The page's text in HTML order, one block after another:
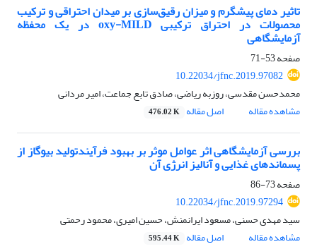
تاثیر دمای پیشگرم و میزان رقیق‌سازی بر میدان احتراقی و ترکیب
صفحه53-71
10.22034/jfnc.2019.97082
محمدحسن مقدسی، روزبه ریاضی، صادق تابع جماعت، امیر مردانی
مشاهده مقاله
اصل مقاله 476.02 K
بررسی آزمایشگاهی اثر عوامل موثر بر بهبود فرآیندتولید بیوگاز از
پسماندهای غذایی و آنالیز انرژی آن
صفحه73-86
10.22034/jfnc.2019.97294
سید مهدی حسنی، مسعود ایرانمنش، حسین امیری، محمود رحمتی
مشاهده مقاله
اصل مقاله 595.44 K